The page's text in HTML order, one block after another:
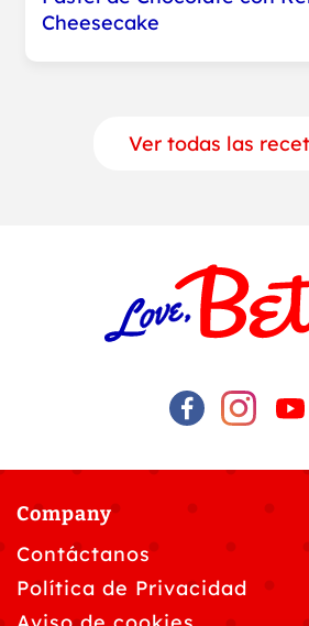
Cheesecake
Ver todas las
Company
Contáctanos
Política de Privacidad